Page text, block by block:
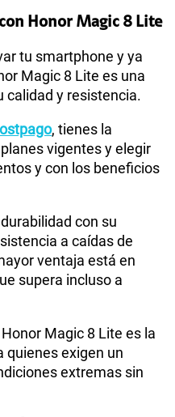
Honor Magic 8 Lite
tu smartphone y ya
Magic 8 Lite es una
calidad y resistencia.
, tienes la
vigentes y elegir
y con los beneficios
con su
a caídas de
ventaja está en
supera incluso a
Magic 8 Lite es la
quienes exigen un
extremas sin